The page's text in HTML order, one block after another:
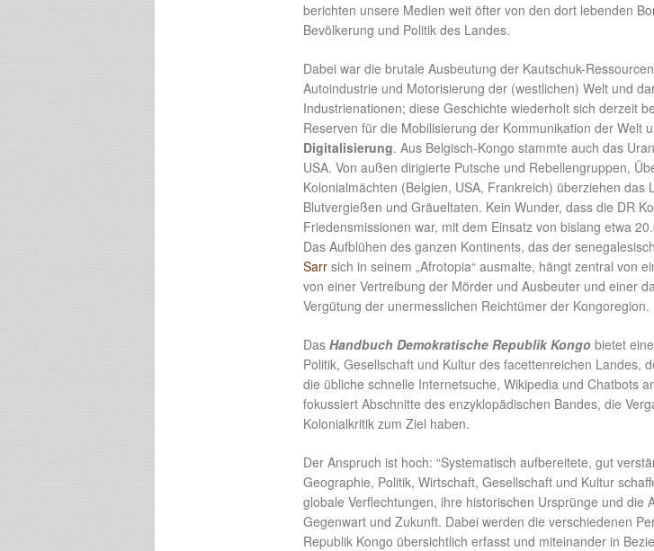
berichten unsere Medien weit öfter von den dort lebenden
Bevölkerung und Politik des Landes.
Dabei war die brutale Ausbeutung der Kautschuk-
Autoindustrie und Motorisierung der (westlichen) Welt und
Industrienationen; diese Geschichte wiederholt sich derzeit
Reserven für die Mobilisierung der Kommunikation der Welt
Digitalisierung. Aus Belgisch-Kongo stammte auch das
USA. Von außen dirigierte Putsche und Rebellengruppen,
Kolonialmächten (Belgien, USA, Frankreich) überziehen das
Blutvergießen und Gräueltaten. Kein Wunder, dass die DR
Friedensmissionen war, mit dem Einsatz von bislang etwa
Das Aufblühen des ganzen Kontinents, das der
Sarr sich in seinem „Afrotopia“ ausmalte, hängt zentral von
von einer Vertreibung der Mörder und Ausbeuter und einer
Vergütung der unermesslichen Reichtümer der Kongoregion.
Das Handbuch Demokratische Republik Kongo bietet
Politik, Gesellschaft und Kultur des facettenreichen Landes,
die übliche schnelle Internetsuche, Wikipedia und Chatbots
fokussiert Abschnitte des enzyklopädischen Bandes, die
Kolonialkritik zum Ziel haben.
Der Anspruch ist hoch: “Systematisch aufbereitete, gut
Geographie, Politik, Wirtschaft, Gesellschaft und Kultur
globale Verflechtungen, ihre historischen Ursprünge und die
Gegenwart und Zukunft. Dabei werden die verschiedenen
Republik Kongo übersichtlich erfasst und miteinander in